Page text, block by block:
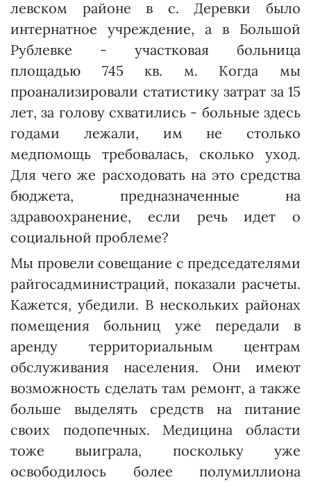
левском районе в с. Деревки бы­ло
интернатное учреждение, а в Большой
Рублевке - участковая больница
площадью 745 кв. м. Когда мы
проанализировали статистику затрат за 15
лет, за голову схватились - больные здесь
годами лежали, им не столько
медпомощь требовалась, сколько уход.
Для чего же расходовать на это средства
бюджета, предназначенные на
здравоохранение, если речь идет о
социальной проблеме?
Мы провели совещание с председателями
райгосадминистраций, показали расчеты.
Кажется, убедили. В нескольких районах
помещения больниц уже передали в
аренду территориальным центрам
обслуживания населения. Они имеют
возможность сделать там ремонт, а также
больше выделять средств на питание
своих подопечных. Медицина области
тоже выиграла, поскольку уже
освободилось более полумиллиона